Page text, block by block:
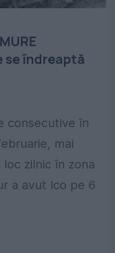
se îndreaptă
consecutive în
mai
zilnic în zona
a avut lco pe 6